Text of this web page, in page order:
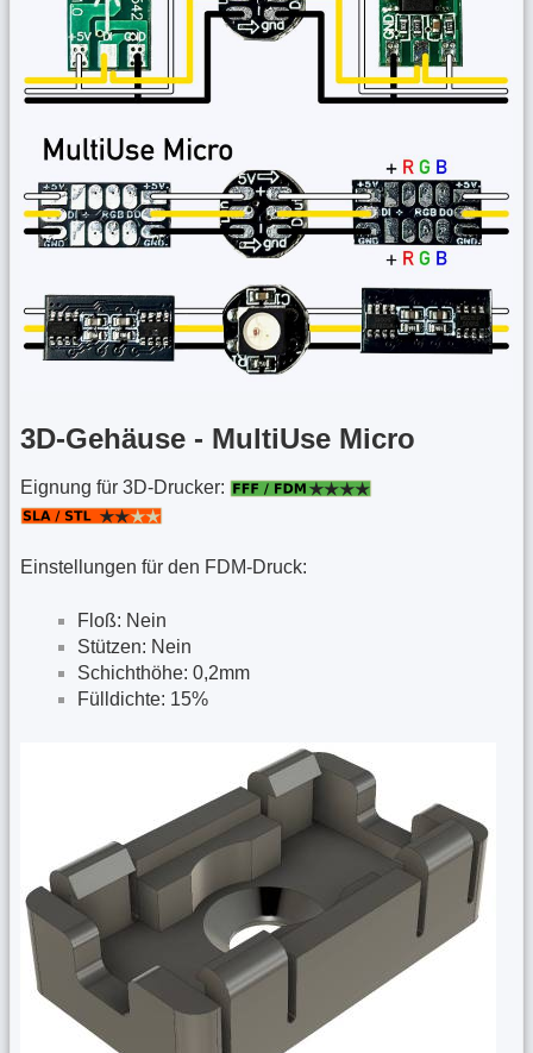
3D-Gehäuse - MultiUse Micro
Eignung für 3D-Drucker:
Einstellungen für den FDM-Druck:
Floß: Nein
Stützen: Nein
Schichthöhe: 0,2mm
Fülldichte: 15%